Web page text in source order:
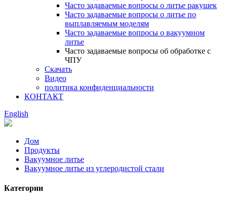
Часто задаваемые вопросы о литье ракушек
Часто задаваемые вопросы о литье по
выплавляемым моделям
Часто задаваемые вопросы о вакуумном
литье
Часто задаваемые вопросы об обработке с
ЧПУ
Скачать
Видео
политика конфиденциальности
КОНТАКТ
English
Дом
Продукты
Вакуумное литье
Вакуумное литье из углеродистой стали
Категории